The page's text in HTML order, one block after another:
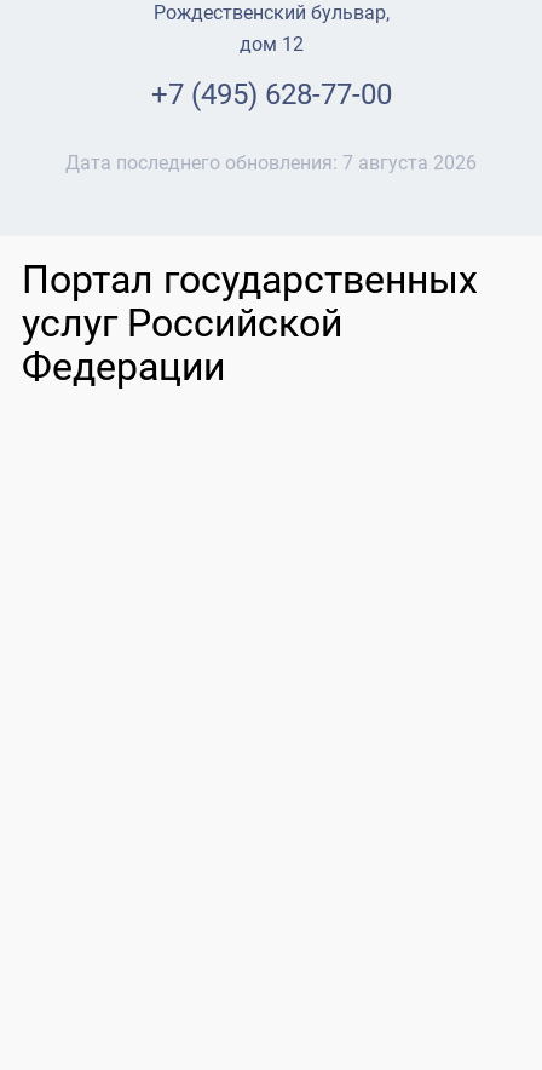
Рождественский бульвар,
дом 12
+7 (495) 628-77-00
Дата последнего обновления: 7 августа 2026
Портал государственных
услуг Российской
Федерации